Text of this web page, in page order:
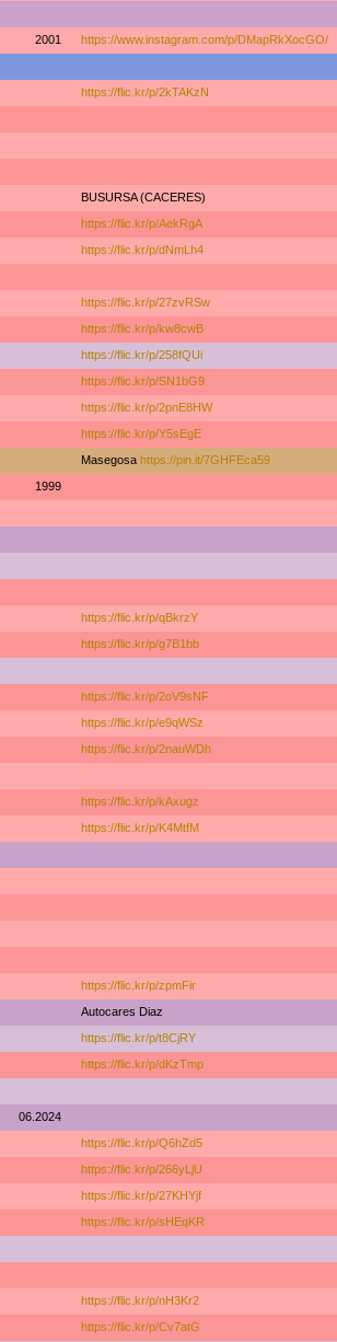
2001 https://www.instagram.com/p/DMapRkXocGO/
https://flic.kr/p/2kTAKzN
BUSURSA (CACERES)
https://flic.kr/p/AekRgA
https://flic.kr/p/dNmLh4
https://flic.kr/p/27zvRSw
https://flic.kr/p/kw8cwB
https://flic.kr/p/258fQUi
https://flic.kr/p/SN1bG9
https://flic.kr/p/2pnE8HW
https://flic.kr/p/Y5sEgE
Masegosa https://pin.it/7GHFEca59
1999
https://flic.kr/p/qBkrzY
https://flic.kr/p/g7B1bb
https://flic.kr/p/2oV9sNF
https://flic.kr/p/e9qWSz
https://flic.kr/p/2nauWDh
https://flic.kr/p/kAxugz
https://flic.kr/p/K4MtfM
https://flic.kr/p/zpmFir
Autocares Diaz
https://flic.kr/p/t8CjRY
https://flic.kr/p/dKzTmp
06.2024
https://flic.kr/p/Q6hZd5
https://flic.kr/p/266yLjU
https://flic.kr/p/27KHYjf
https://flic.kr/p/sHEqKR
https://flic.kr/p/nH3Kr2
https://flic.kr/p/Cv7atG